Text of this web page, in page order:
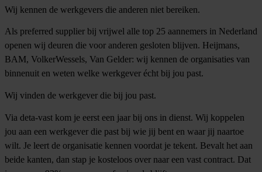
Wij kennen de werkgevers die anderen niet bereiken.
Als preferred supplier bij vrijwel alle top 25 aannemers in Nederland
openen wij deuren die voor anderen gesloten blijven. Heijmans,
BAM, VolkerWessels, Van Gelder: wij kennen de organisaties van
binnenuit en weten welke werkgever écht bij jou past.
Wij vinden de werkgever die bij jou past.
Via deta-vast kom je eerst een jaar bij ons in dienst. Wij koppelen
jou aan een werkgever die past bij wie jij bent en waar jij naartoe
wilt. Je leert de organisatie kennen voordat je tekent. Bevalt het aan
beide kanten, dan stap je kosteloos over naar een vast contract. Dat